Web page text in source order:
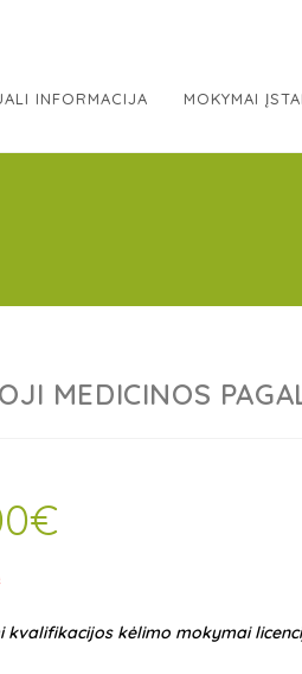
INFORMACIJA MOKYMAI
MEDICINOS
€
kvalifikacijos kėlimo mokymai